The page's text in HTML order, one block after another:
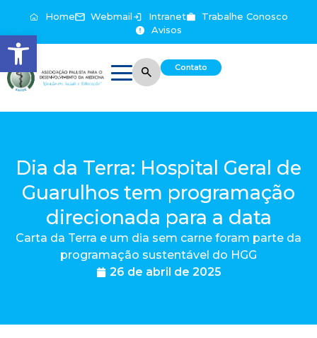
Abrir a barra de ferramentas
Home Webmail Intranet
Trabalhe Conosco
Avisos
Contato
Dia da Terra: Hospital Geral de
Guarulhos tem programação
direcionada para a data
Carta da Terra e um dia sem carne foram parte da
programação sustentável do HGG
26 de abril de 2025